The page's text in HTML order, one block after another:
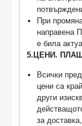
При
направена
е била
5.ЦЕНИ.
Всички
цени са
други
за